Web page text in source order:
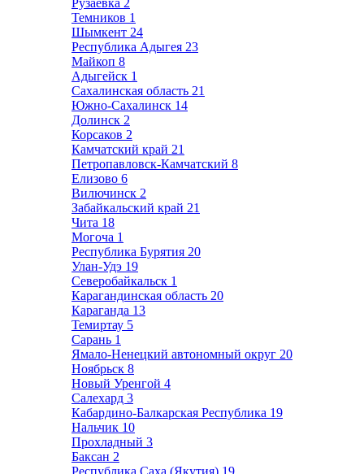
Рузаевка 2
Темников 1
Шымкент 24
Республика Адыгея 23
Майкоп 8
Адыгейск 1
Сахалинская область 21
Южно-Сахалинск 14
Долинск 2
Корсаков 2
Камчатский край 21
Петропавловск-Камчатский 8
Елизово 6
Вилючинск 2
Забайкальский край 21
Чита 18
Могоча 1
Республика Бурятия 20
Улан-Удэ 19
Северобайкальск 1
Карагандинская область 20
Караганда 13
Темиртау 5
Сарань 1
Ямало-Ненецкий автономный округ 20
Ноябрьск 8
Новый Уренгой 4
Салехард 3
Кабардино-Балкарская Республика 19
Нальчик 10
Прохладный 3
Баксан 2
Республика Саха (Якутия) 19